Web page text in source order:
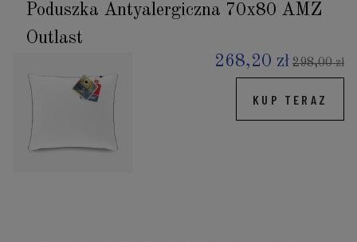
Poduszka Antyalergiczna 70x80 AMZ
Outlast
268,20 zł 298,00 zł
KUP TERAZ